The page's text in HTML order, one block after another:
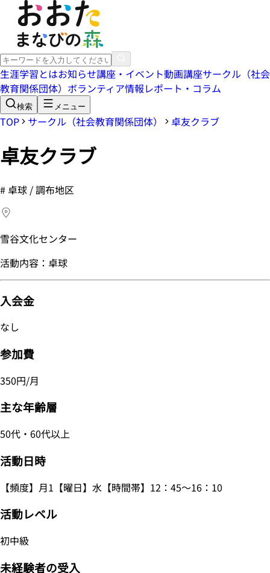
生涯学習とはお知らせ講座・イベント動画講座サークル（社会
教育関係団体） ボランティア情報レポート・コラム
検索 メニュー
TOP サークル（社会教育関係団体） 卓友クラブ
卓友クラブ
# 卓球 / 調布地区
雪谷文化センター
活動内容：卓球
入会金
なし
参加費
350円/月
主な年齢層
50代・60代以上
活動日時
【頻度】月1【曜日】水【時間帯】12：45～16：10
活動レベル
初中級
未経験者の受入